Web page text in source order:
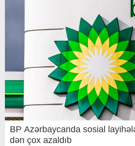
BP Azərbaycanda sosial
dən çox azaldıb